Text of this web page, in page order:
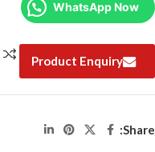
WhatsApp Now
Product Enquiry
Share: